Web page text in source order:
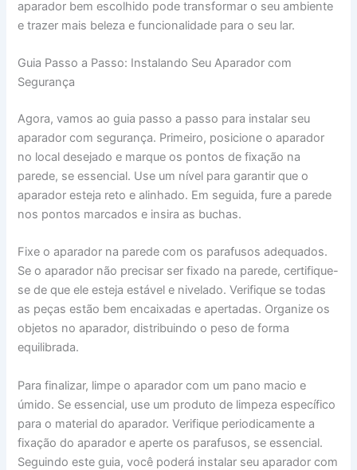
aparador bem escolhido pode transformar o seu ambiente
e trazer mais beleza e funcionalidade para o seu lar.
Guia Passo a Passo: Instalando Seu Aparador com
Segurança
Agora, vamos ao guia passo a passo para instalar seu
aparador com segurança. Primeiro, posicione o aparador
no local desejado e marque os pontos de fixação na
parede, se essencial. Use um nível para garantir que o
aparador esteja reto e alinhado. Em seguida, fure a parede
nos pontos marcados e insira as buchas.
Fixe o aparador na parede com os parafusos adequados.
Se o aparador não precisar ser fixado na parede, certifique-
se de que ele esteja estável e nivelado. Verifique se todas
as peças estão bem encaixadas e apertadas. Organize os
objetos no aparador, distribuindo o peso de forma
equilibrada.
Para finalizar, limpe o aparador com um pano macio e
úmido. Se essencial, use um produto de limpeza específico
para o material do aparador. Verifique periodicamente a
fixação do aparador e aperte os parafusos, se essencial.
Seguindo este guia, você poderá instalar seu aparador com